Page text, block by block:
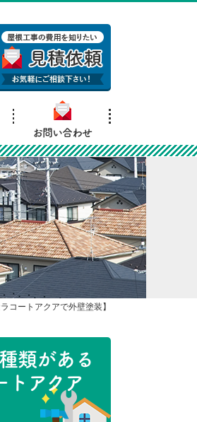
お問い合わせ
コートアクアで外壁塗装】
類がある
トアクア